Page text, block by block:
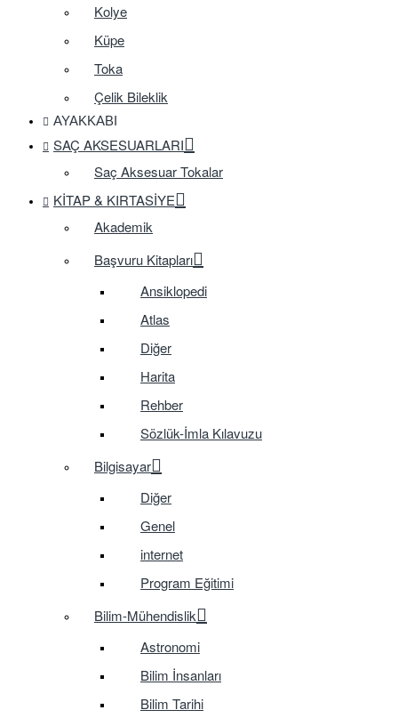
Kolye
Küpe
Toka
Çelik Bileklik
AYAKKABI
SAÇ AKSESUARLARI
Saç Aksesuar Tokalar
KITAP & KIRTASIYE
Akademik
Başvuru Kitapları
Ansiklopedi
Atlas
Diğer
Harita
Rehber
Sözlük-İmla Kılavuzu
Bilgisayar
Diğer
Genel
internet
Program Eğitimi
Bilim-Mühendislik
Astronomi
Bilim İnsanları
Bilim Tarihi